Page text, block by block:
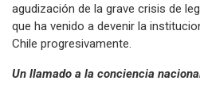
agudización de la grave crisis de
que ha venido a devenir la
Chile progresivamente.
Un llamado a la conciencia